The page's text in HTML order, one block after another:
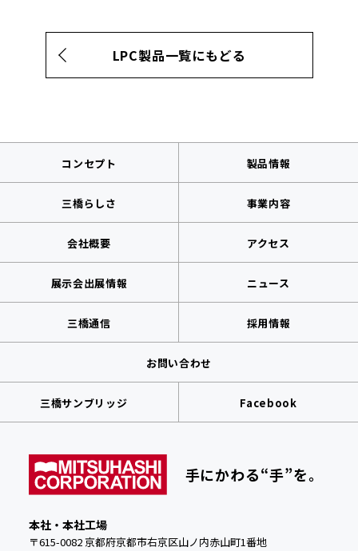
LPC製品一覧にもどる
コンセプト 製品情報
三橋らしさ 事業内容
会社概要 アクセス
展示会出展情報 ニュース
三橋通信 採用情報
お問い合わせ
三橋サンブリッジ Facebook
手にかわる“手”を。
本社・本社工場
〒615-0082 京都府京都市右京区山ノ内赤山町1番地